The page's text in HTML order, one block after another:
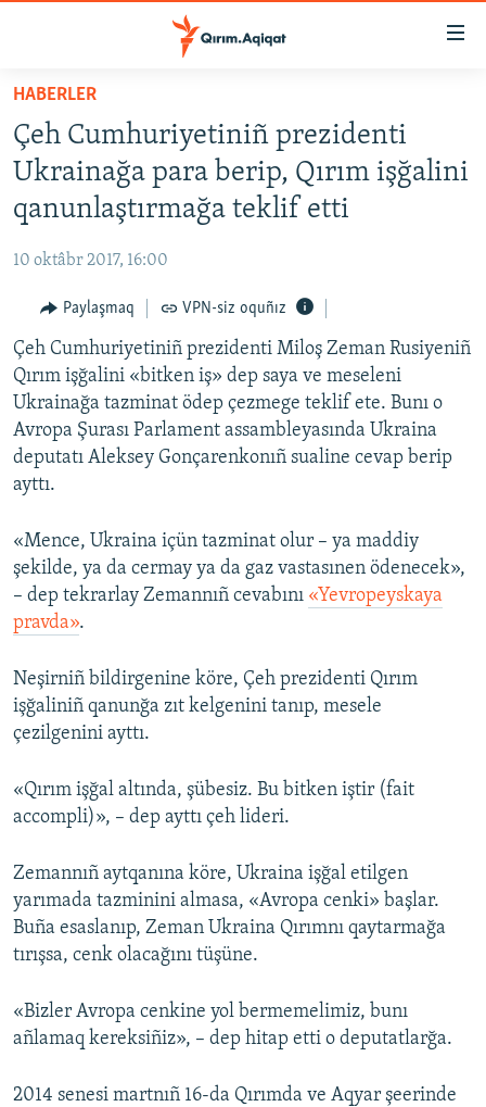
Esas
qaytmaq
Baş
navigatsiyağa
qaytmaq
Qıdıruvğa
HABERLER
SİYASET
İQTİSADİYAT
MEDENİYET
İNSAN AQLARI
VİDEO
SÜRET
BLOGLAR
FİKİR
Українською
QOŞULIÑIZ!
RFE/RS bütün saytları
HABERLER
Çeh Cumhuriyetiniñ prezidenti
Ukrainağa para berip, Qırım işğalini
qanunlaştırmağa teklif etti
10 oktâbr 2017, 16:00
Paylaşmaq VPN-siz oquñız
Çeh Cumhuriyetiniñ prezidenti Miloş Zeman Rusiyeniñ
Qırım işğalini «bitken iş» dep saya ve meseleni
Ukrainağa tazminat ödep çezmege teklif ete. Bunı o
Avropa Şurası Parlament assambleyasında Ukraina
deputatı Aleksey Gonçarenkonıñ sualine cevap berip
ayttı.
«Mence, Ukraina içün tazminat olur – ya maddiy
şekilde, ya da cermay ya da gaz vastasınen ödenecek»,
– dep tekrarlay Zemannıñ cevabını «Yevropeyskaya
pravda».
Neşirniñ bildirgenine köre, Çeh prezidenti Qırım
işğaliniñ qanunğa zıt kelgenini tanıp, mesele
çezilgenini ayttı.
«Qırım işğal altında, şübesiz. Bu bitken iştir (fait
accompli)», – dep ayttı çeh lideri.
Zemannıñ aytqanına köre, Ukraina işğal etilgen
yarımada tazminini almasa, «Avropa cenki» başlar.
Buña esaslanıp, Zeman Ukraina Qırımnı qaytarmağa
tırışsa, cenk olacağını tüşüne.
«Bizler Avropa cenkine yol bermemelimiz, bunı
añlamaq kereksiñiz», – dep hitap etti o deputatlarğa.
2014 senesi martnıñ 16-da Qırımda ve Aqyar şeerinde